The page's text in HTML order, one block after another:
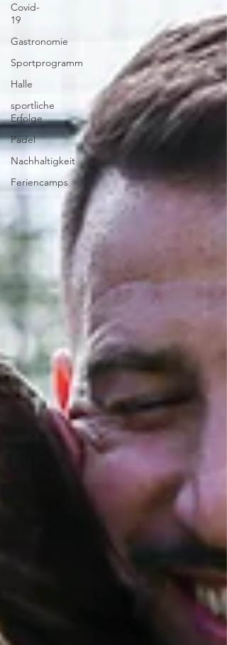
Covid-
19
Gastronomie
Sportprogramm
Halle
sportliche
Erfolge
Padel
Nachhaltigkeit
Feriencamps